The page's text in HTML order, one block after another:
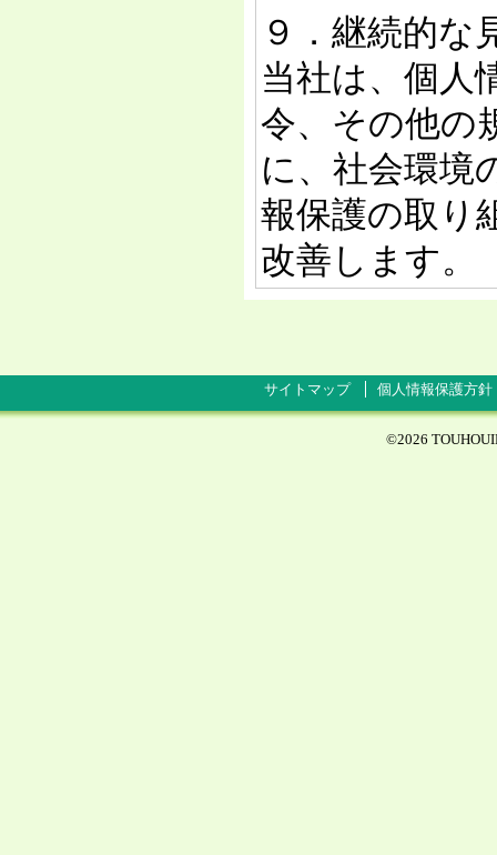
９．継続的な
当社は、個人
令、その他の
に、社会環境
報保護の取り
改善します。
サイトマップ 個人情報保護方針
©2026